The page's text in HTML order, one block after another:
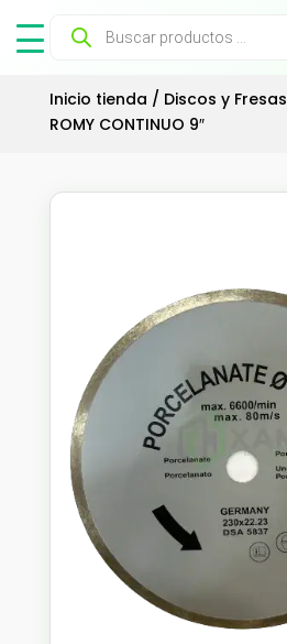
Búsqueda
productos
Inicio tienda / Discos y Fresas
ROMY CONTINUO 9″